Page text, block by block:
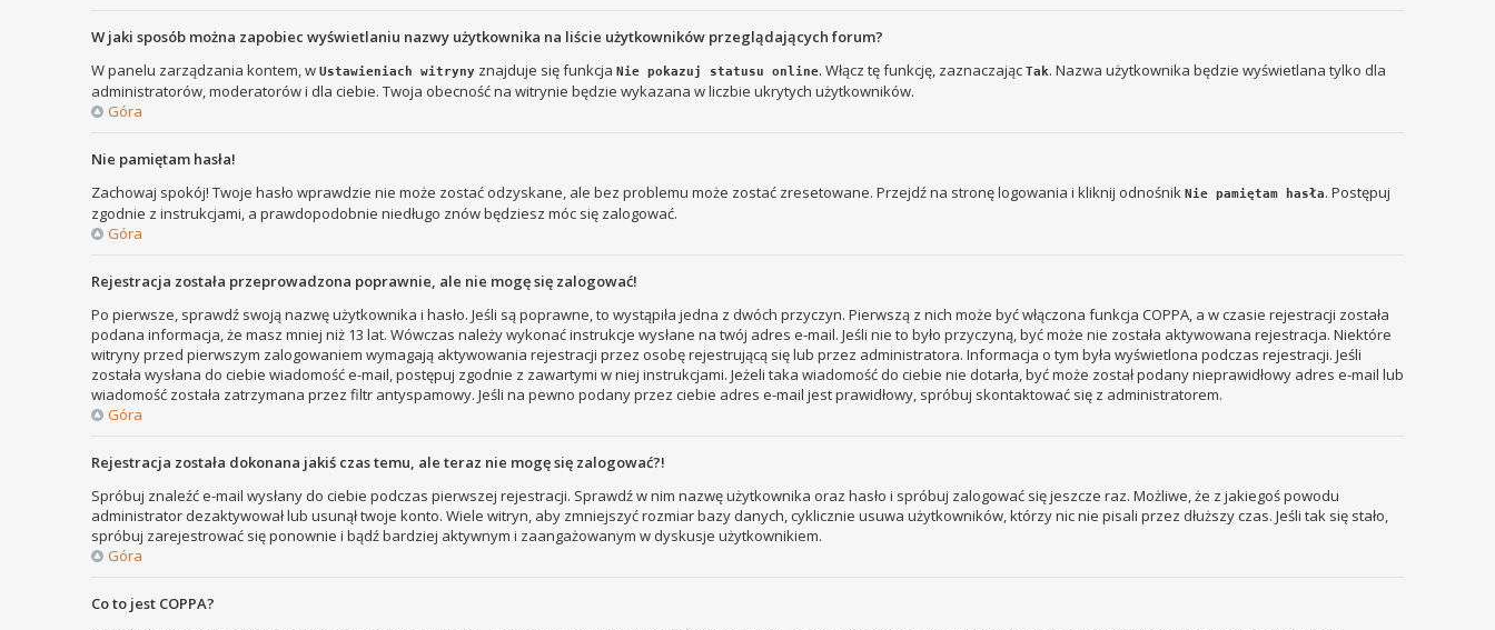
W jaki sposób można zapobiec wyświetlaniu nazwy użytkownika na liście użytkowników przeglądających forum?
W panelu zarządzania kontem, w Ustawieniach witryny znajduje się funkcja Nie pokazuj statusu online. Włącz tę funkcję, zaznaczając Tak. Nazwa użytkownika będzie wyświetlana tylko dla
administratorów, moderatorów i dla ciebie. Twoja obecność na witrynie będzie wykazana w liczbie ukrytych użytkowników.
Góra
Nie pamiętam hasła!
Zachowaj spokój! Twoje hasło wprawdzie nie może zostać odzyskane, ale bez problemu może zostać zresetowane. Przejdź na stronę logowania i kliknij odnośnik Nie pamiętam hasła. Postępuj
zgodnie z instrukcjami, a prawdopodobnie niedługo znów będziesz móc się zalogować.
Góra
Rejestracja została przeprowadzona poprawnie, ale nie mogę się zalogować!
Po pierwsze, sprawdź swoją nazwę użytkownika i hasło. Jeśli są poprawne, to wystąpiła jedna z dwóch przyczyn. Pierwszą z nich może być włączona funkcja COPPA, a w czasie rejestracji została
podana informacja, że masz mniej niż 13 lat. Wówczas należy wykonać instrukcje wysłane na twój adres e-mail. Jeśli nie to było przyczyną, być może nie została aktywowana rejestracja. Niektóre
witryny przed pierwszym zalogowaniem wymagają aktywowania rejestracji przez osobę rejestrującą się lub przez administratora. Informacja o tym była wyświetlona podczas rejestracji. Jeśli
została wysłana do ciebie wiadomość e-mail, postępuj zgodnie z zawartymi w niej instrukcjami. Jeżeli taka wiadomość do ciebie nie dotarła, być może został podany nieprawidłowy adres e-mail lub
wiadomość została zatrzymana przez filtr antyspamowy. Jeśli na pewno podany przez ciebie adres e-mail jest prawidłowy, spróbuj skontaktować się z administratorem.
Góra
Rejestracja została dokonana jakiś czas temu, ale teraz nie mogę się zalogować?!
Spróbuj znaleźć e-mail wysłany do ciebie podczas pierwszej rejestracji. Sprawdź w nim nazwę użytkownika oraz hasło i spróbuj zalogować się jeszcze raz. Możliwe, że z jakiegoś powodu
administrator dezaktywował lub usunął twoje konto. Wiele witryn, aby zmniejszyć rozmiar bazy danych, cyklicznie usuwa użytkowników, którzy nic nie pisali przez dłuższy czas. Jeśli tak się stało,
spróbuj zarejestrować się ponownie i bądź bardziej aktywnym i zaangażowanym w dyskusje użytkownikiem.
Góra
Co to jest COPPA?